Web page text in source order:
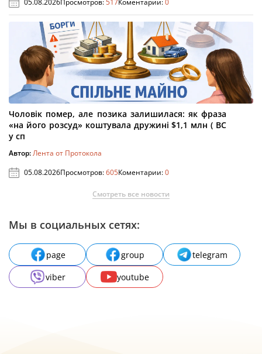
05.08.2026Просмотров:517Коментарии:0
Чоловік помер, але позика залишилася: як фраза
«на його розсуд» коштувала дружині $1,1 млн ( ВС
у сп
Автор:Лента от Протокола
05.08.2026Просмотров:605Коментарии:0
Смотреть все новости
Мы в социальных сетях:
page group
telegram
viber
youtube